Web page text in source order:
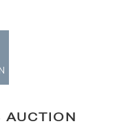
AUCTION